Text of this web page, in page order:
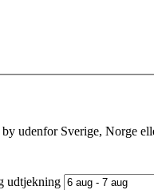
by udenfor Sverige, Norge
udtjekning